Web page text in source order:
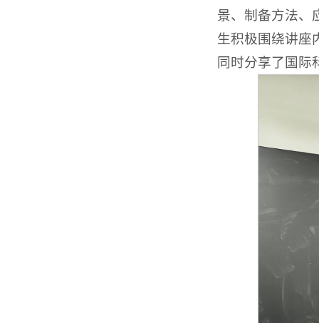
景、制备方法、
生积极围绕讲座
同时分享了国际